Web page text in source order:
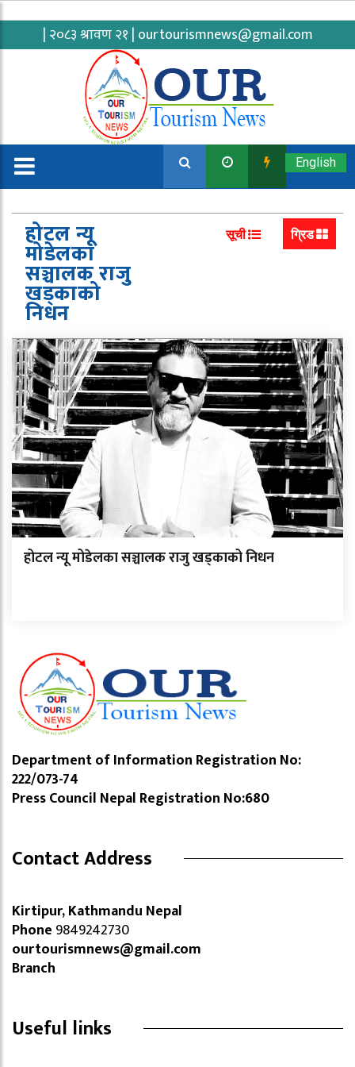
| २०८३ श्रावण २१ | ourtourismnews@gmail.com
English
होटल न्यू
मोडेलका
सञ्चालक राजु
खड्काको
निधन
सूची ग्रिड
होटल न्यू मोडेलका सञ्चालक राजु खड्काको निधन
Department of Information Registration No:
222/073-74
Press Council Nepal Registration No:680
Contact Address
Kirtipur, Kathmandu Nepal
Phone 9849242730
ourtourismnews@gmail.com
Branch
Useful links